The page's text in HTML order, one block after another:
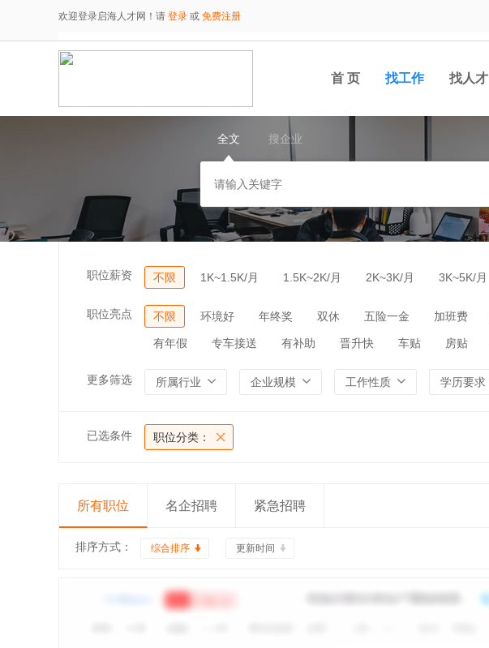
欢迎登录启海人才网！请 登录 或 免费注册
首 页 找工作 找人才
全文 搜企业
职位薪资 不限 1K~1.5K/月 1.5K~2K/月 2K~3K/月 3K~5K/月
职位亮点 不限 环境好 年终奖 双休 五险一金 加班费
有年假 专车接送 有补助 晋升快 车贴 房贴
更多筛选 所属行业 企业规模 工作性质 学历要求
已选条件 职位分类：
所有职位 名企招聘 紧急招聘
排序方式： 综合排序 更新时间